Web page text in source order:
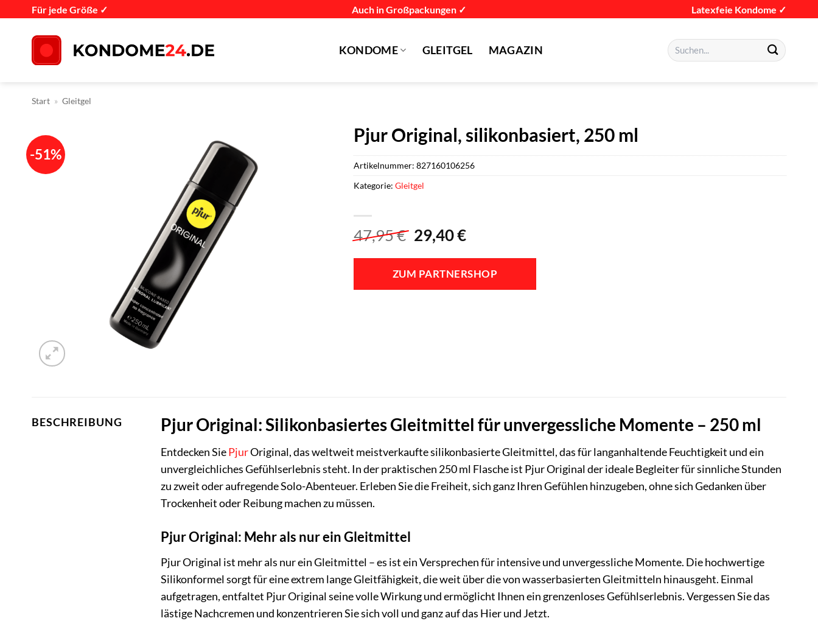
springen
Für jede Größe ✓ Auch in Großpackungen ✓ Latexfeie Kondome ✓
KONDOME GLEITGEL MAGAZIN
Suchen
nach:
Start » Gleitgel
-51%
Pjur Original, silikonbasiert, 250 ml
47,95€ Ursprünglicher
war:
47,95 €
29,40€Aktueller
ist:
29,40 €.
ZUM PARTNERSHOP
Artikelnummer:827160106256
Kategorie:Gleitgel
BESCHREIBUNG Pjur Original: Silikonbasiertes Gleitmittel für unvergessliche Momente – 250 ml
Entdecken SiePjurOriginal, das weltweit meistverkaufte silikonbasierte Gleitmittel, das für langanhaltende Feuchtigkeit und ein
unvergleichliches Gefühlserlebnis steht. In der praktischen 250 ml Flasche ist Pjur Original der ideale Begleiter für sinnliche Stunden
zu zweit oder aufregende Solo-Abenteuer. Erleben Sie die Freiheit, sich ganz Ihren Gefühlen hinzugeben, ohne sich Gedanken über
Trockenheit oder Reibung machen zu müssen.
Pjur Original: Mehr als nur ein Gleitmittel
Pjur Original ist mehr als nur ein Gleitmittel – es ist ein Versprechen für intensive und unvergessliche Momente. Die hochwertige
Silikonformel sorgt für eine extrem lange Gleitfähigkeit, die weit über die von wasserbasierten Gleitmitteln hinausgeht. Einmal
aufgetragen, entfaltet Pjur Original seine volle Wirkung und ermöglicht Ihnen ein grenzenloses Gefühlserlebnis. Vergessen Sie das
lästige Nachcremen und konzentrieren Sie sich voll und ganz auf das Hier und Jetzt.